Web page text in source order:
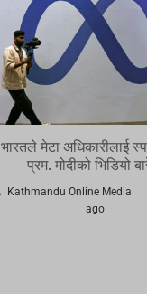
भारतले मेटा अधिकारीलाई
प्रम. मोदीको भिडियो
Kathmandu Online Media
ago